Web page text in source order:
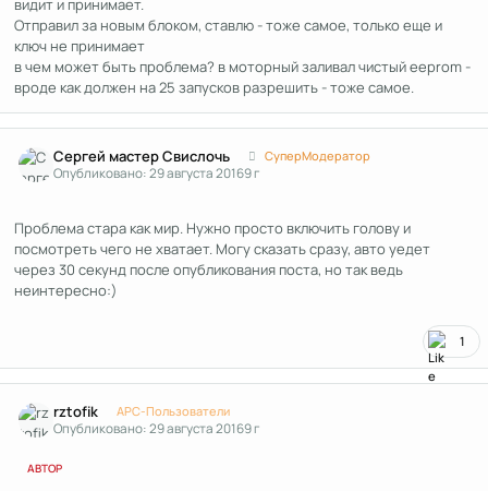
видит и принимает.
Отправил за новым блоком, ставлю - тоже самое, только еще и
ключ не принимает
в чем может быть проблема? в моторный заливал чистый eeprom -
вроде как должен на 25 запусков разрешить - тоже самое.
Сергей мастер Свислочь СуперМодератор
Опубликовано:29 августа 20169 г
Проблема стара как мир. Нужно просто включить голову и
посмотреть чего не хватает. Могу сказать сразу, авто уедет
через 30 секунд после опубликования поста, но так ведь
неинтересно:)
1
rztofik APC-Пользователи
Опубликовано:29 августа 20169 г
АВТОР